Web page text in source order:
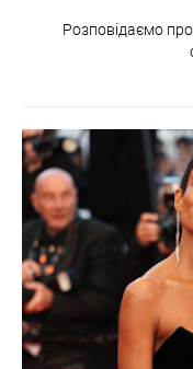
Розповідаємо про